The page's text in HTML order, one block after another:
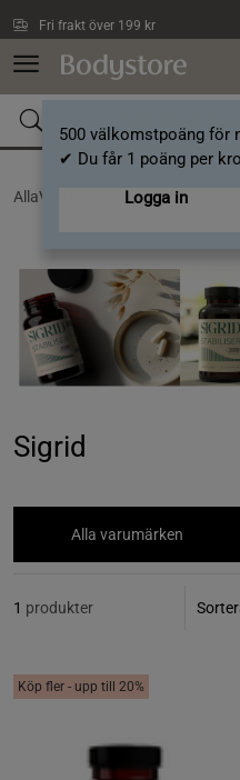
Fri frakt över 199 kr
500 välkomstpoäng för
✔ Du får 1 poäng per
Logga in
AllaVarumärken /Sigrid
Sigrid
Alla varumärken
1 produkter
Köp fler - upp till 20%